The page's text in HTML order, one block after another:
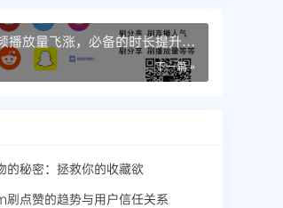
播放量飞涨，必备的时长提升方
案
下一篇 »
秘密：拯救你的收藏欲
点赞的趋势与用户信任关系